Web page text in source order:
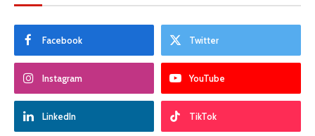
Facebook Twitter
Instagram YouTube
LinkedIn TikTok